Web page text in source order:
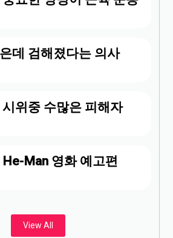
데 검해졌다는 의사
위중 수많은 피해자
Man 영화 예고편
View All